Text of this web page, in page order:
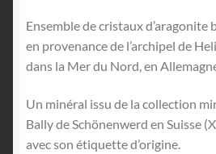
Ensemble de cristaux d’aragonite
en provenance de l’archipel de
dans la Mer du Nord, en
Un minéral issu de la collection
Bally de Schönenwerd en Suisse
avec son étiquette d’origine.